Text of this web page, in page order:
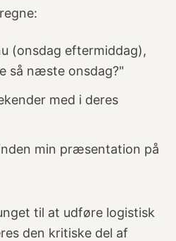
(onsdag eftermiddag),
så næste onsdag?"
med i deres
min præsentation på
til at udføre logistisk
den kritiske del af